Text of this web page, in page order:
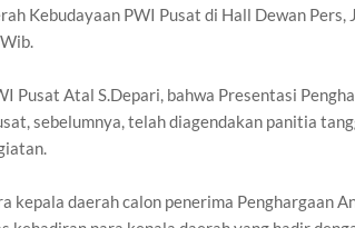
Kebudayaan PWI Pusat di Hall Dewan
Pusat Atal S.Depari, bahwa Presentasi
sebelumnya, telah diagendakan panitia
kepala daerah calon penerima Penghargaan